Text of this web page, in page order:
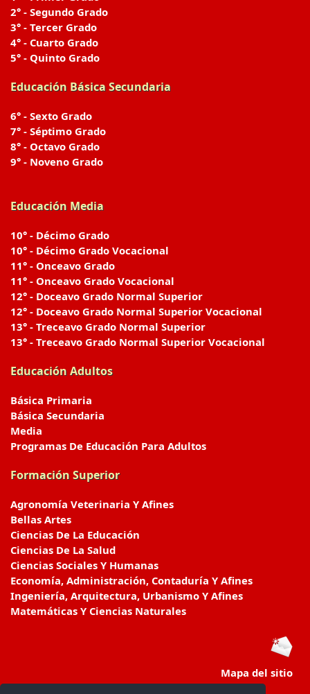
2° - Segundo Grado
3° - Tercer Grado
4° - Cuarto Grado
5° - Quinto Grado
Educación Básica Secundaria
6° - Sexto Grado
7° - Séptimo Grado
8° - Octavo Grado
9° - Noveno Grado
Educación Media
10° - Décimo Grado
10° - Décimo Grado Vocacional
11° - Onceavo Grado
11° - Onceavo Grado Vocacional
12° - Doceavo Grado Normal Superior
12° - Doceavo Grado Normal Superior Vocacional
13° - Treceavo Grado Normal Superior
13° - Treceavo Grado Normal Superior Vocacional
Educación Adultos
Básica Primaria
Básica Secundaria
Media
Programas De Educación Para Adultos
Formación Superior
Agronomía Veterinaria Y Afines
Bellas Artes
Ciencias De La Educación
Ciencias De La Salud
Ciencias Sociales Y Humanas
Economía, Administración, Contaduría Y Afines
Ingeniería, Arquitectura, Urbanismo Y Afines
Matemáticas Y Ciencias Naturales
Mapa del sitio